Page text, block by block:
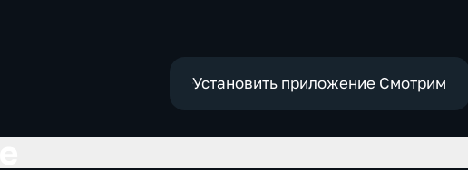
Установить приложение Смотрим